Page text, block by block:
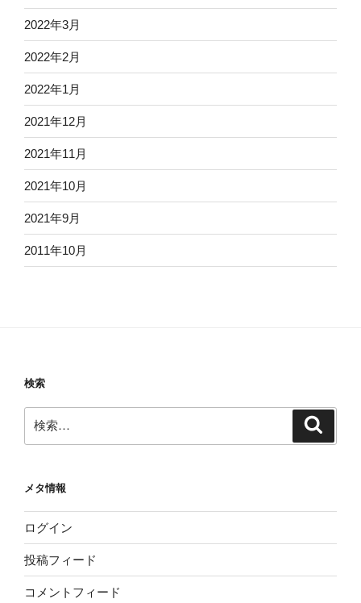
2022年3月
2022年2月
2022年1月
2021年12月
2021年11月
2021年10月
2021年9月
2011年10月
検索
索:
メタ情報
ログイン
投稿フィード
コメントフィード